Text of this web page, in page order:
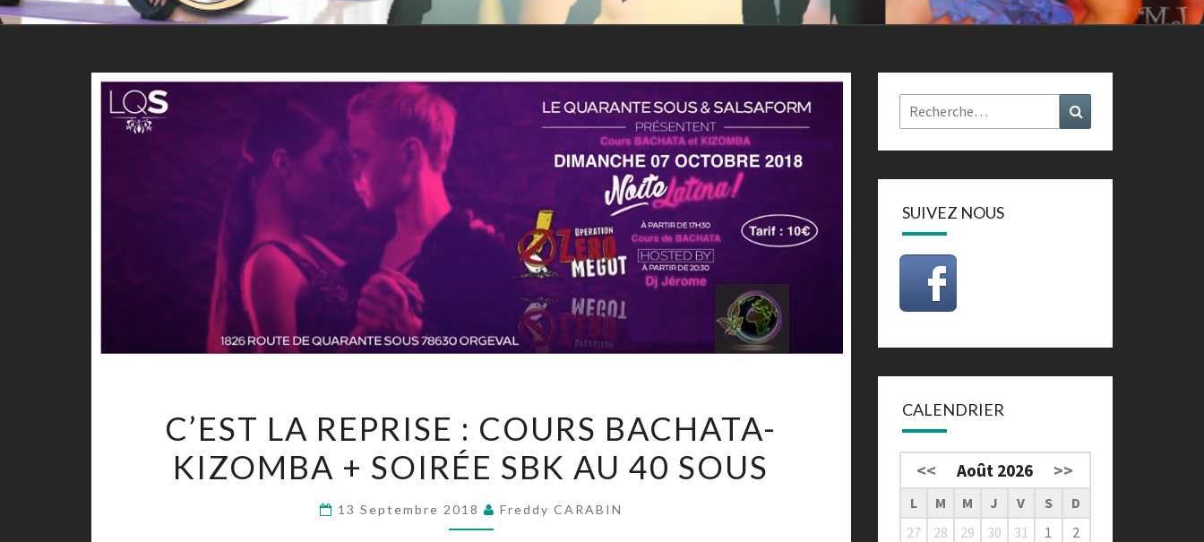
LA
REPRISE
:
COURS
C’EST LA REPRISE : COURS BACHATA-
KIZOMBA + SOIRÉE SBK AU 40 SOUS
13 Septembre 2018 Freddy CARABIN
Rechercher :
SUIVEZ NOUS
CALENDRIER
<< Août 2026 >>
L M M J V S
D
27
28 29 30 31 1
2